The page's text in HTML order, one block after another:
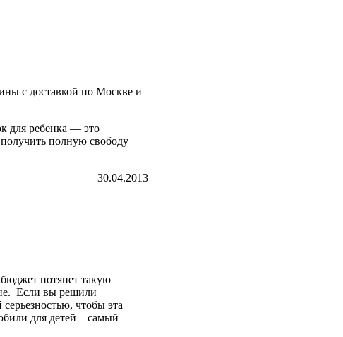
с доставкой по Москве и
для ребенка — это
полную свободу
30.04.2013
потянет такую
Если вы решили
чтобы эта
для детей – самый